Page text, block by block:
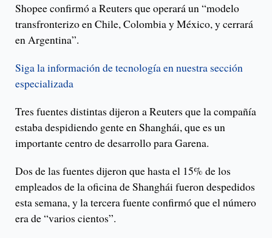
Shopee confirmó a Reuters que operará un “modelo
transfronterizo en Chile, Colombia y México, y cerrará
en Argentina”.
Siga la información de tecnología en nuestra sección
especializada
Tres fuentes distintas dijeron a Reuters que la compañía
estaba despidiendo gente en Shanghái, que es un
importante centro de desarrollo para Garena.
Dos de las fuentes dijeron que hasta el 15% de los
empleados de la oficina de Shanghái fueron despedidos
esta semana, y la tercera fuente confirmó que el número
era de “varios cientos”.